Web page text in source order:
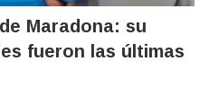
Maradona: su
fueron las últimas